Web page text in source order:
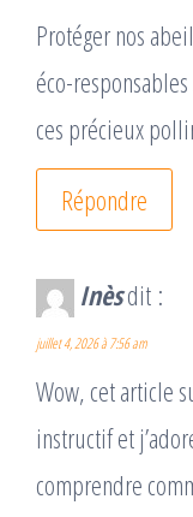
Protéger nos
éco-
ces précieux
Répondre
Inèsdit :
juillet 4, 2026 à 7:56 am
Wow, cet article
instructif et
comprendre